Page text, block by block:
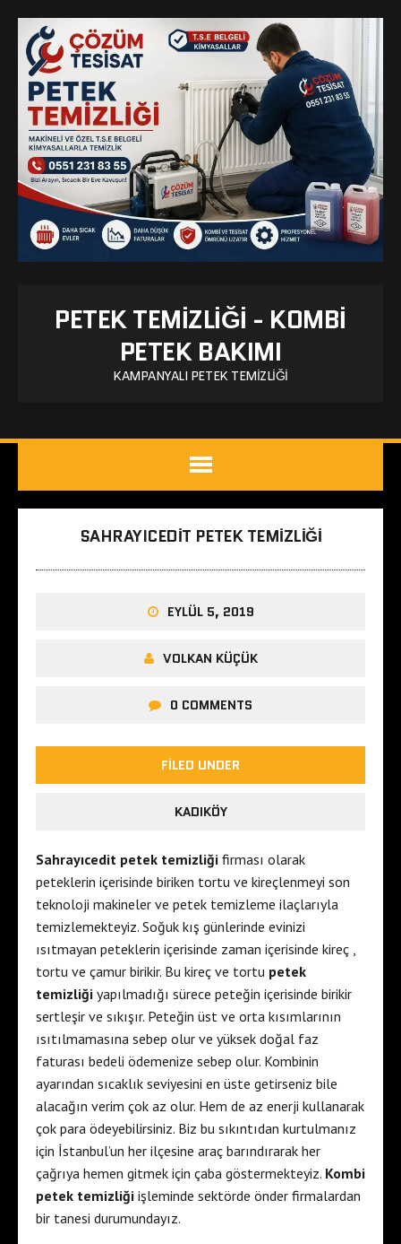
PETEK TEMIZLIĞI - KOMBI
PETEK BAKIMI
KAMPANYALI PETEK TEMIZLIĞI
SAHRAYICEDIT PETEK TEMIZLIĞI
EYLÜL 5, 2019
VOLKAN KÜÇÜK
0 COMMENTS
FILED UNDER
KADIKÖY
Sahrayıcedit petek temizliği firması olarak
peteklerin içerisinde biriken tortu ve kireçlenmeyi son
teknoloji makineler ve petek temizleme ilaçlarıyla
temizlemekteyiz. Soğuk kış günlerinde evinizi
ısıtmayan peteklerin içerisinde zaman içerisinde kireç ,
tortu ve çamur birikir. Bu kireç ve tortu petek
temizliği yapılmadığı sürece peteğin içerisinde birikir
sertleşir ve sıkışır. Peteğin üst ve orta kısımlarının
ısıtılmamasına sebep olur ve yüksek doğal faz
faturası bedeli ödemenize sebep olur. Kombinin
ayarından sıcaklık seviyesini en üste getirseniz bile
alacağın verim çok az olur. Hem de az enerji kullanarak
çok para ödeyebilirsiniz. Biz bu sıkıntıdan kurtulmanız
için İstanbul’un her ilçesine araç barındırarak her
çağrıya hemen gitmek için çaba göstermekteyiz. Kombi
petek temizliği işleminde sektörde önder firmalardan
bir tanesi durumundayız.